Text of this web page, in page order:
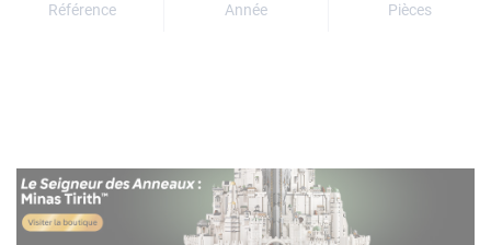
Référence Année Pièces